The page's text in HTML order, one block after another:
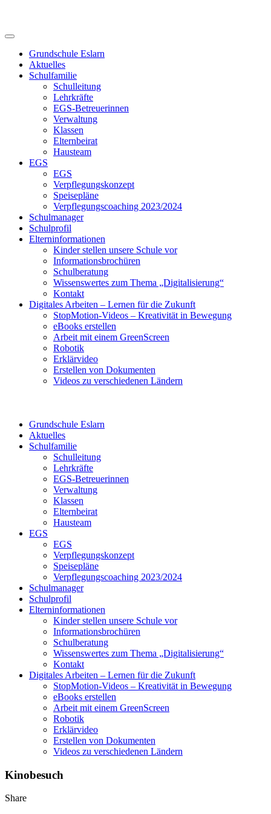
Grundschule Eslarn
Aktuelles
Schulfamilie
Schulleitung
Lehrkräfte
EGS-Betreuerinnen
Verwaltung
Klassen
Elternbeirat
Hausteam
EGS
EGS
Verpflegungskonzept
Speisepläne
Verpflegungscoaching 2023/2024
Schulmanager
Schulprofil
Elterninformationen
Kinder stellen unsere Schule vor
Informationsbrochüren
Schulberatung
Wissenswertes zum Thema „Digitalisierung“
Kontakt
Digitales Arbeiten – Lernen für die Zukunft
StopMotion-Videos – Kreativität in Bewegung
eBooks erstellen
Arbeit mit einem GreenScreen
Robotik
Erklärvideo
Erstellen von Dokumenten
Videos zu verschiedenen Ländern
Grundschule Eslarn
Aktuelles
Schulfamilie
Schulleitung
Lehrkräfte
EGS-Betreuerinnen
Verwaltung
Klassen
Elternbeirat
Hausteam
EGS
EGS
Verpflegungskonzept
Speisepläne
Verpflegungscoaching 2023/2024
Schulmanager
Schulprofil
Elterninformationen
Kinder stellen unsere Schule vor
Informationsbrochüren
Schulberatung
Wissenswertes zum Thema „Digitalisierung“
Kontakt
Digitales Arbeiten – Lernen für die Zukunft
StopMotion-Videos – Kreativität in Bewegung
eBooks erstellen
Arbeit mit einem GreenScreen
Robotik
Erklärvideo
Erstellen von Dokumenten
Videos zu verschiedenen Ländern
Kinobesuch
Share